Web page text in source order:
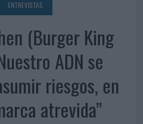
ENTREVISTAS
(Burger King
ADN se
riesgos, en
atrevida”